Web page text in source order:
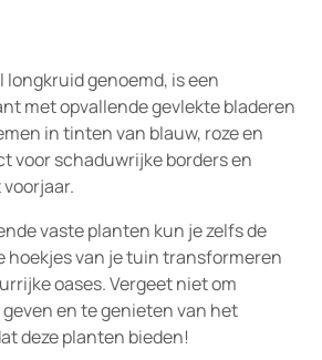
longkruid genoemd, is een
met opvallende gevlekte bladeren
in tinten van blauw, roze en
voor schaduwrijke borders en
vaste planten kun je zelfs de
hoekjes van je tuin transformeren
oases. Vergeet niet om
en te genieten van het
deze planten bieden!